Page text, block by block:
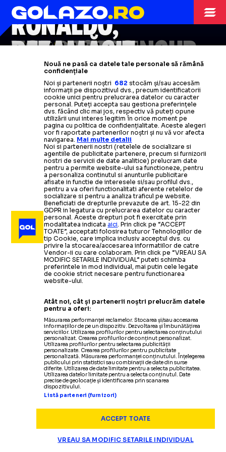
KAWASAKI
FRONTALE
RONALDO
VORBEȘTE SINGUR
VIDEO Reacția lui Cristiano a
devenit virală după eliminarea din
Liga Campionilor Asiei
Citește mai mult
RONALDO,
DEZAMĂGIT
Cristiano șiAl-Nassrau pierdut
semifinala Ligii Campionilor.CR7
nu poate cuceri Asia
Citește mai mult
ARHIVA FOTBAL 01.07.2009
FC Vaslui, cea mai tare din Liga 1
Citește mai mult
ARHIVA FOTBAL 17.07.2008
Gasit nevinovat dupa ce a fost
acuzat cas-adopat cu usturoi
Citește mai mult
Termeni și condiții
Politica de confidențialitate
Modifică Setările
Contact
Nouă ne pasă ca datele tale personale să rămână
confidențiale
Noi și partenerii noștri 682 stocăm și/sau accesăm
informații pe dispozitivul dvs., precum identificatorii
cookie unici pentru prelucrarea datelor cu caracter
personal. Puteți accepta sau gestiona preferințele
dvs. făcând clic mai jos, respectiv vă puteți opune
utilizării unui interes legitim în orice moment pe
pagina cu politica de confidențialitate. Aceste alegeri
vor fi raportate partenerilor noștri și nu vă vor afecta
navigarea. Mai multe detalii
Noi si partenerii nostri (retelele de socializare si
agentiile de publicitate partenere, precum si furnizorii
nostri de servicii de date analitice) prelucram date
pentru a permite website-ului sa functioneze, pentru
a personaliza continutul si anunturile publicitare
afisate in functie de interesele si/sau profilul dvs.,
pentru a va oferi functionalitati aferente retelelor de
socializare si pentru a analiza traficul pe website.
Beneficiati de drepturile prevazute de art. 15-22 din
GDPR in legatura cu prelucrarea datelor cu caracter
personal. Aceste drepturi pot fi exercitate prin
modalitatea indicataaici . Prin click pe “ACCEPT
TOATE”, acceptati folosirea tuturor Tehnologiilor de
tip Cookie, care implica inclusiv acceptul dvs. cu
privire la stocarea/accesarea informatiilor de catre
Vendor-ii cu care colaboram. Prin click pe “VREAU SA
MODIFIC SETARILE INDIVIDUAL” puteti schimba
preferintele in mod individual, mai putin cele legate
de cookie strict necesare pentru functionarea
website-ului.
Atât noi, cât și partenerii noștri prelucrăm datele
pentru a oferi:
Măsurarea performanței reclamelor. Stocarea și/sau accesarea
informațiilor de pe un dispozitiv. Dezvoltarea și îmbunătățirea
serviciilor. Utilizarea profilurilor pentru selectarea conținutului
personalizat. Crearea profilurilor de conținut personalizat.
Utilizarea profilurilor pentru selectarea publicității
personalizate. Crearea profilurilor pentru publicitate
personalizată. Măsurarea performanței conținutului. Înțelegerea
publicului prin statistici sau combinații de date din surse
diferite. Utilizarea de date limitate pentru a selecta publicitatea.
Utilizarea datelor limitate pentru a selecta conținutul. Date
precise de geolocație și identificarea prin scanarea
dispozitivului.
Listă parteneri (furnizori)
ACCEPT TOATE
VREAU SA MODIFIC SETARILE INDIVIDUAL